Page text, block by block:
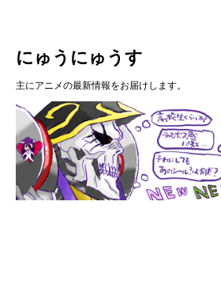
にゅうにゅうす
主にアニメの最新情報をお届けします。